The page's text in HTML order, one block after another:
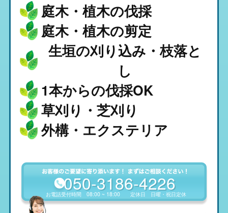
庭木・植木の伐採
1本からの伐採OK
庭木・植木の剪定
草刈り・芝刈り
生垣の刈り込み・枝落と
し
外構・エクステリア
050-3186-4226
お電話受付時間08:00 ~ 18:00 定休日 日曜・祝日定休